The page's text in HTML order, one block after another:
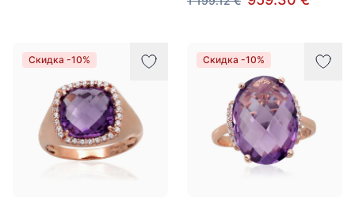
Скидка -10% Скидка -10%